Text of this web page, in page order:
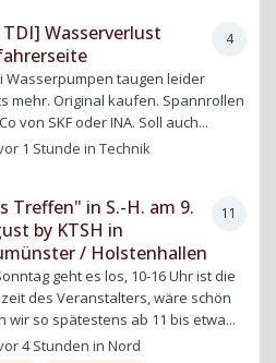
4
TDI] Wasserverlust
Wasserpumpen taugen leider
mehr. Original kaufen. Spannrollen
von SKF oder INA. Soll auch...
1 Stunde inTechnik
11
Treffen" in S.-H. am 9.
by KTSH in
/ Holstenhallen
geht es los, 10-16 Uhr ist die
des Veranstalters, wäre schön
wir so spätestens ab 11 bis etwa...
4 Stunden inNord